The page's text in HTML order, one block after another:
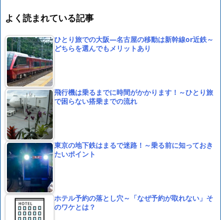
よく読まれている記事
ひとり旅での大阪―名古屋の移動は新幹線or近鉄～
どちらを選んでもメリットあり
飛行機は乗るまでに時間がかかります！～ひとり旅
で困らない搭乗までの流れ
東京の地下鉄はまるで迷路！～乗る前に知っておき
たいポイント
ホテル予約の落とし穴～「なぜ予約が取れない」そ
のワケとは？